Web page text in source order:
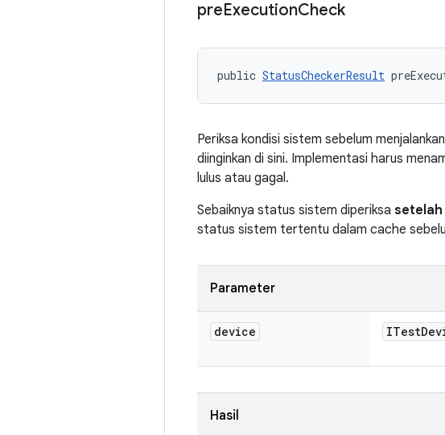
preExecutionCheck
public StatusCheckerResult
Periksa kondisi sistem sebelum
diinginkan di sini. Implementasi harus
lulus atau gagal.
Sebaiknya status sistem diperiksa setelah
status sistem tertentu dalam cache
Parameter
device ITest
Hasil